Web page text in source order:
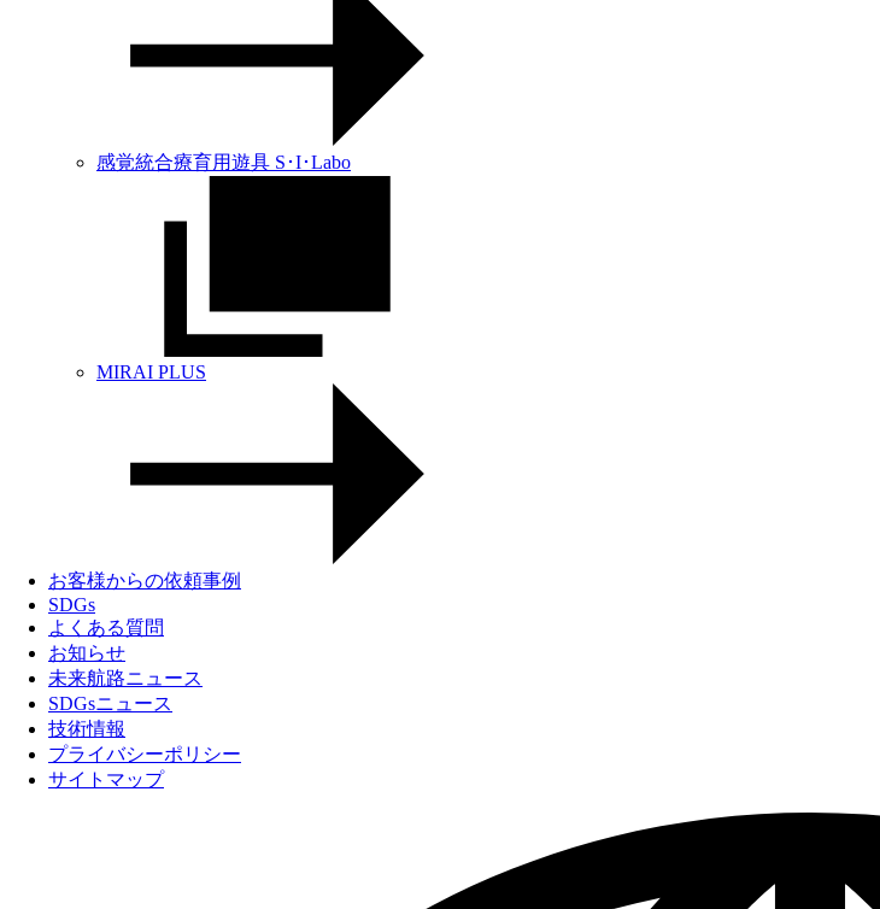
感覚統合療育用遊具 S･I･Labo
MIRAI PLUS
お客様からの依頼事例
SDGs
よくある質問
お知らせ
未来航路ニュース
SDGsニュース
技術情報
プライバシーポリシー
サイトマップ